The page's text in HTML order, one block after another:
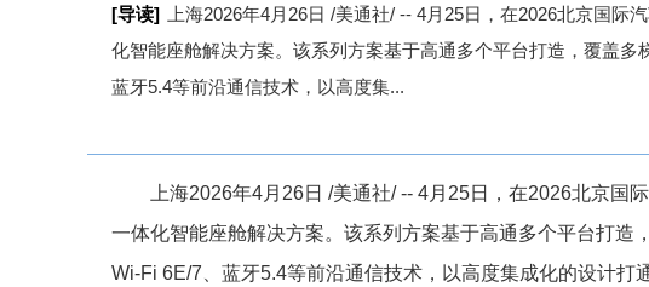
[导读]
上海2026年4月26日 /美通社/ -- 4月25日，在2026北京国
化智能座舱解决方案。该系列方案基于高通多个平台打造，覆盖多
蓝牙5.4等前沿通信技术，以高度集...
上海2026年4月26日 /美通社/ -- 4月25日，在2026北京国
一体化智能座舱解决方案。该系列方案基于高通多个平台打造
Wi-Fi 6E/7、蓝牙5.4等前沿通信技术，以高度集成化的设计打